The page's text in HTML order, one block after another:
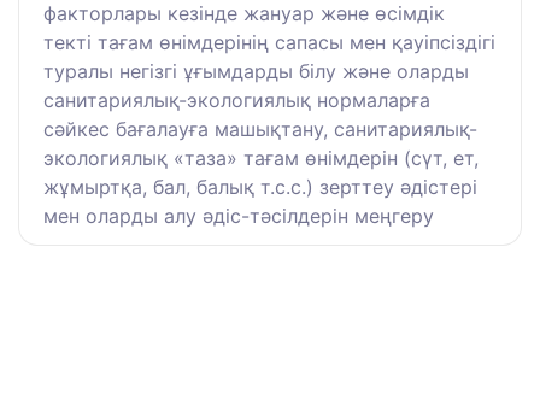
факторлары кезінде жануар және өсімдік
текті тағам өнімдерінің сапасы мен қауіпсіздігі
туралы негізгі ұғымдарды білу және оларды
санитариялық-экологиялық нормаларға
сәйкес бағалауға машықтану, санитариялық-
экологиялық «таза» тағам өнімдерін (сүт, ет,
жұмыртқа, бал, балық т.с.с.) зерттеу әдістері
мен оларды алу әдіс-тәсілдерін меңгеру